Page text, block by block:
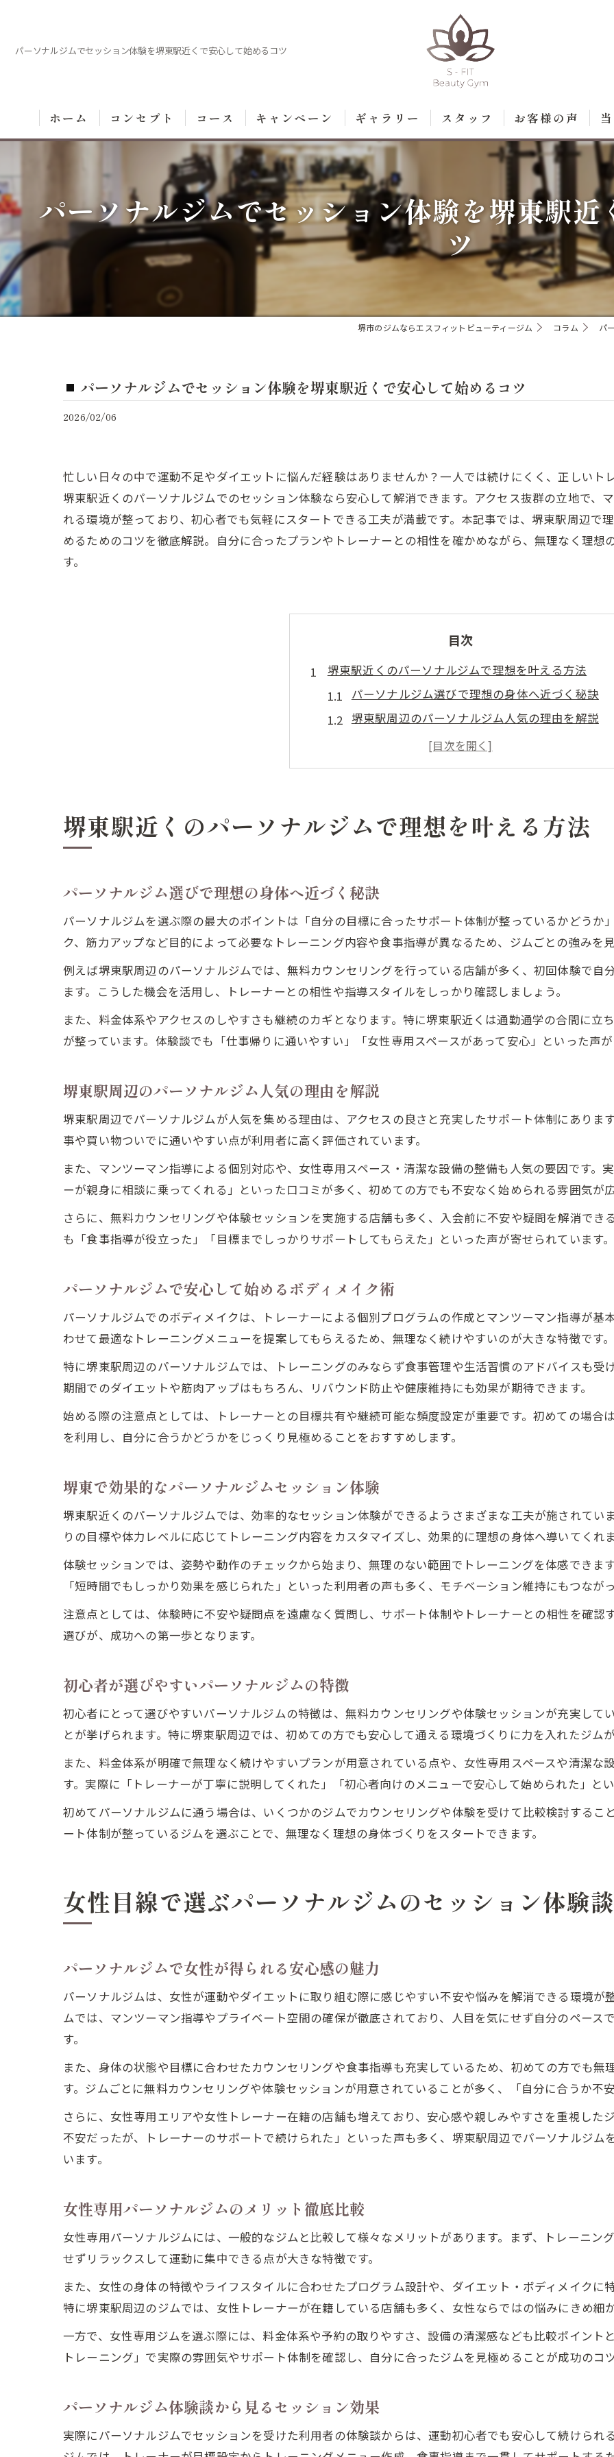
パーソナルジムでセッション体験を堺東駅近くで安心して始めるコツ
ホーム コンセプト コース キャンペーン ギャラリー スタッフ お客様の声
パーソナルジムでセッション体験を堺東駅
ツ
堺市のジムならエスフィットビューティージム コラム パ
パーソナルジムでセッション体験を堺東駅近くで安心して始めるコツ
2026/02/06
忙しい日々の中で運動不足やダイエットに悩んだ経験はありませんか？一人では続けにくく、正しい
堺東駅近くのパーソナルジムでのセッション体験なら安心して解消できます。アクセス抜群の立地で、
れる環境が整っており、初心者でも気軽にスタートできる工夫が満載です。本記事では、堺東駅周辺で
めるためのコツを徹底解説。自分に合ったプランやトレーナーとの相性を確かめながら、無理なく理想
す。
目次
堺東駅近くのパーソナルジムで理想を叶える方法
パーソナルジム選びで理想の身体へ近づく秘訣
堺東駅周辺のパーソナルジム人気の理由を解説
パーソナルジムで安心して始めるボディメイク術
堺東で効果的なパーソナルジムセッション体験
女性目線で選ぶパーソナルジムのセッション体験談
パーソナルジムで女性が得られる安心感の魅力
パーソナルジム体験談から見るセッション効果
堺東駅近くの女性向けパーソナルジム体験記
パーソナルジムで叶える安心ダイエット法
堺東駅で選ばれるパーソナルジム活用ポイント
初心者が堺東駅でパーソナルジムを始めやすい理由
パーソナルジム初心者が安心できる体験サポート
堺東駅のパーソナルジムは初心者も通いやすい
パーソナルジムの丁寧なヒアリングが安心材料
堺東駅近くで始めるパーソナルジムの魅力
初心者に優しいパーソナルジム選びのポイント
パーソナルジムで叶う自分だけのボディメイク体験
堺東駅周辺で叶える理想のボディメイク体験
パーソナルジムのマンツーマン指導が魅力
自分だけのプランで無理なく続くパーソナルジム
パーソナルジムで変わるボディメイクの考え方
気軽な体験が魅力のセッション参加ポイント
パーソナルジム体験で得られる気軽さと安心感
堺東駅で人気のパーソナルジム体験参加方法
パーソナルジム体験のメリットと活用術
体験でわかるパーソナルジムの雰囲気と相性
堺東駅近くのパーソナルジムで理想を叶える方法
パーソナルジム選びで理想の身体へ近づく秘訣
パーソナルジムを選ぶ際の最大のポイントは「自分の目標に合ったサポート体制が整っているかどうか
ク、筋力アップなど目的によって必要なトレーニング内容や食事指導が異なるため、ジムごとの強みを
例えば堺東駅周辺のパーソナルジムでは、無料カウンセリングを行っている店舗が多く、初回体験で自
ます。こうした機会を活用し、トレーナーとの相性や指導スタイルをしっかり確認しましょう。
また、料金体系やアクセスのしやすさも継続のカギとなります。特に堺東駅近くは通勤通学の合間に立
が整っています。体験談でも「仕事帰りに通いやすい」「女性専用スペースがあって安心」といった声が
堺東駅周辺のパーソナルジム人気の理由を解説
堺東駅周辺でパーソナルジムが人気を集める理由は、アクセスの良さと充実したサポート体制にありま
事や買い物ついでに通いやすい点が利用者に高く評価されています。
また、マンツーマン指導による個別対応や、女性専用スペース・清潔な設備の整備も人気の要因です。
ーが親身に相談に乗ってくれる」といった口コミが多く、初めての方でも不安なく始められる雰囲気が広
さらに、無料カウンセリングや体験セッションを実施する店舗も多く、入会前に不安や疑問を解消でき
も「食事指導が役立った」「目標までしっかりサポートしてもらえた」といった声が寄せられています。
パーソナルジムで安心して始めるボディメイク術
パーソナルジムでのボディメイクは、トレーナーによる個別プログラムの作成とマンツーマン指導が基
わせて最適なトレーニングメニューを提案してもらえるため、無理なく続けやすいのが大きな特徴です。
特に堺東駅周辺のパーソナルジムでは、トレーニングのみならず食事管理や生活習慣のアドバイスも受
期間でのダイエットや筋肉アップはもちろん、リバウンド防止や健康維持にも効果が期待できます。
始める際の注意点としては、トレーナーとの目標共有や継続可能な頻度設定が重要です。初めての場合
を利用し、自分に合うかどうかをじっくり見極めることをおすすめします。
堺東で効果的なパーソナルジムセッション体験
堺東駅近くのパーソナルジムでは、効率的なセッション体験ができるようさまざまな工夫が施されてい
りの目標や体力レベルに応じてトレーニング内容をカスタマイズし、効果的に理想の身体へ導いてくれま
体験セッションでは、姿勢や動作のチェックから始まり、無理のない範囲でトレーニングを体感できま
「短時間でもしっかり効果を感じられた」といった利用者の声も多く、モチベーション維持にもつながっ
注意点としては、体験時に不安や疑問点を遠慮なく質問し、サポート体制やトレーナーとの相性を確認
選びが、成功への第一歩となります。
初心者が選びやすいパーソナルジムの特徴
初心者にとって選びやすいパーソナルジムの特徴は、無料カウンセリングや体験セッションが充実して
とが挙げられます。特に堺東駅周辺では、初めての方でも安心して通える環境づくりに力を入れたジムが
また、料金体系が明確で無理なく続けやすいプランが用意されている点や、女性専用スペースや清潔な
す。実際に「トレーナーが丁寧に説明してくれた」「初心者向けのメニューで安心して始められた」と
初めてパーソナルジムに通う場合は、いくつかのジムでカウンセリングや体験を受けて比較検討するこ
ート体制が整っているジムを選ぶことで、無理なく理想の身体づくりをスタートできます。
女性目線で選ぶパーソナルジムのセッション体験談
パーソナルジムで女性が得られる安心感の魅力
パーソナルジムは、女性が運動やダイエットに取り組む際に感じやすい不安や悩みを解消できる環境が
ムでは、マンツーマン指導やプライベート空間の確保が徹底されており、人目を気にせず自分のペース
す。
また、身体の状態や目標に合わせたカウンセリングや食事指導も充実しているため、初めての方でも無
す。ジムごとに無料カウンセリングや体験セッションが用意されていることが多く、「自分に合うか不
さらに、女性専用エリアや女性トレーナー在籍の店舗も増えており、安心感や親しみやすさを重視した
不安だったが、トレーナーのサポートで続けられた」といった声も多く、堺東駅周辺でパーソナルジム
います。
女性専用パーソナルジムのメリット徹底比較
女性専用パーソナルジムには、一般的なジムと比較して様々なメリットがあります。まず、トレーニン
せずリラックスして運動に集中できる点が大きな特徴です。
また、女性の身体の特徴やライフスタイルに合わせたプログラム設計や、ダイエット・ボディメイクに
特に堺東駅周辺のジムでは、女性トレーナーが在籍している店舗も多く、女性ならではの悩みにきめ細
一方で、女性専用ジムを選ぶ際には、料金体系や予約の取りやすさ、設備の清潔感なども比較ポイント
トレーニング」で実際の雰囲気やサポート体制を確認し、自分に合ったジムを見極めることが成功のコツ
パーソナルジム体験談から見るセッション効果
実際にパーソナルジムでセッションを受けた利用者の体験談からは、運動初心者でも安心して続けられ